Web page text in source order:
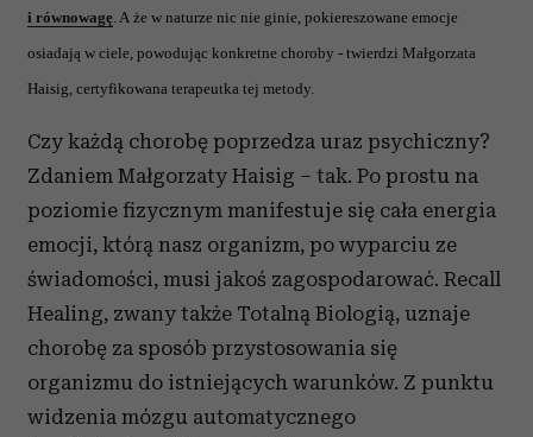
i równowagę. A że w naturze nic nie ginie, pokiereszowane emocje
osiadają w ciele, powodując konkretne choroby - twierdzi Małgorzata
Haisig, certyfikowana terapeutka tej metody.
Czy każdą chorobę poprzedza uraz psychiczny?
Zdaniem Małgorzaty Haisig – tak. Po prostu na
poziomie fizycznym manifestuje się cała energia
emocji, którą nasz organizm, po wyparciu ze
świadomości, musi jakoś zagospodarować. Recall
Healing, zwany także Totalną Biologią, uznaje
chorobę za sposób przystosowania się
organizmu do istniejących warunków. Z punktu
widzenia mózgu automatycznego